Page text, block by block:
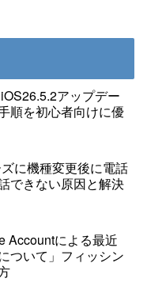
アップデー
順を初心者向けに優
に機種変更後に電話
できない原因と解決
Accountによる最近
ついて」フィッシン